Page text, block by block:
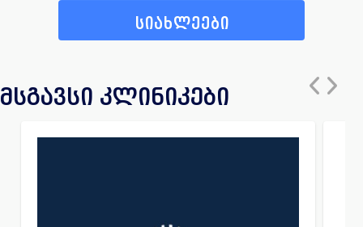
სიახლეები
მსგავსი კლინიკები